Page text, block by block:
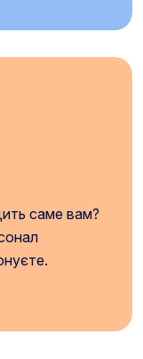
саме вам?